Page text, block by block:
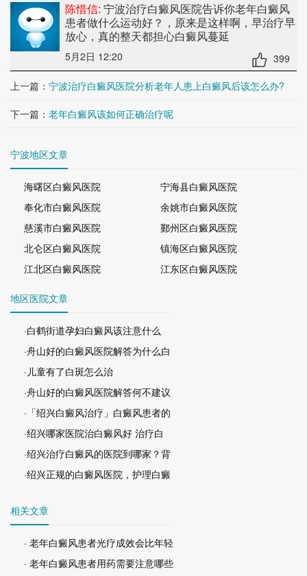
陈惜信: 宁波治疗白癜风医院告诉你老年白癜风
患者做什么运动好？ ，原来是这样啊，早治疗早
放心，真的整天都担心白癜风蔓延
5月2日 12:20
399
上一篇： 宁波治疗白癜风医院分析老年人患上白癜风后该怎么办?
下一篇： 老年白癜风该如何正确治疗呢
宁波地区文章
海曙区白癜风医院
宁海县白癜风医院
奉化市白癜风医院
余姚市白癜风医院
慈溪市白癜风医院
鄞州区白癜风医院
北仑区白癜风医院
镇海区白癜风医院
江北区白癜风医院
江东区白癜风医院
地区医院文章
·白鹤街道孕妇白癜风该注意什么
·舟山好的白癜风医院解答为什么白
·儿童有了白斑怎么治
·舟山好的白癜风医院解答何不建议
·「绍兴白癜风治疗」白癜风患者的
·绍兴哪家医院治白癜风好 治疗白
·绍兴治疗白癜风的医院到哪家？背
·绍兴正规的白癜风医院，护理白癜
相关文章
· 老年白癜风患者光疗成效会比年轻
· 老年白癜风患者用药需要注意哪些